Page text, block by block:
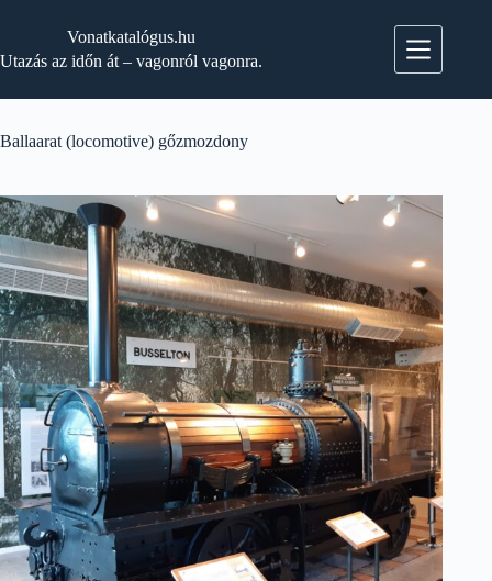
Vonatkatalógus.hu
Utazás az időn át – vagonról vagonra.
Ballaarat (locomotive) gőzmozdony